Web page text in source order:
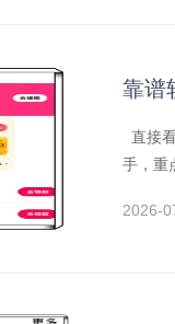
靠谱
直接
手，重
2026-